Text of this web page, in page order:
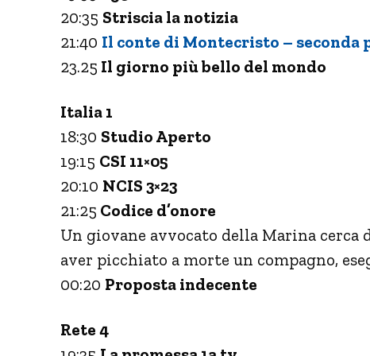
20:35 Striscia la notizia
21:40 Il conte di Montecristo – seconda
23.25 Il giorno più bello del mondo
Italia 1
18:30 Studio Aperto
19:15 CSI 11×05
20:10 NCIS 3×23
21:25 Codice d’onore
Un giovane avvocato della Marina
aver picchiato a morte un compagno,
00:20 Proposta indecente
Rete 4